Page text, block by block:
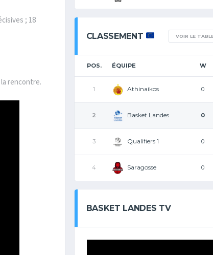
; 18
rencontre.
CLASSEMENT VOIR LE
POS. ÉQUIPE W
1 Athinaikos 0
2 Basket Landes 0
3 Qualifiers 1 0
4 Saragosse 0
BASKET LANDES TV